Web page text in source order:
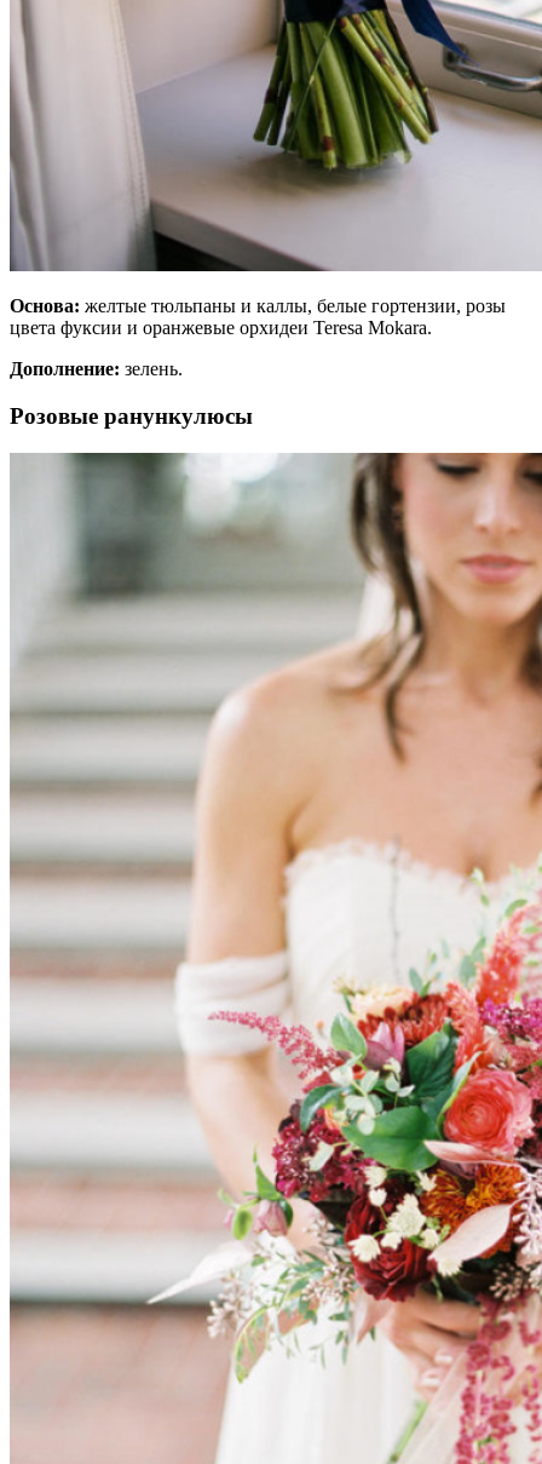
Основа: желтые тюльпаны и каллы, белые гортензии, розы
цвета фуксии и оранжевые орхидеи Teresa Mokara.
Дополнение: зелень.
Розовые ранункулюсы